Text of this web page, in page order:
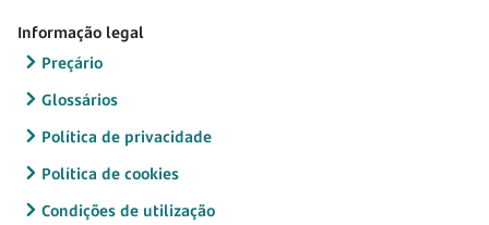
Informação legal
Preçário
Glossários
Política de privacidade
Política de cookies
Condições de utilização